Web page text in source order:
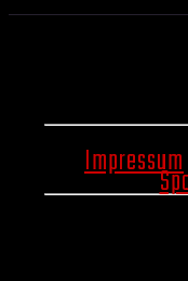
Impressum